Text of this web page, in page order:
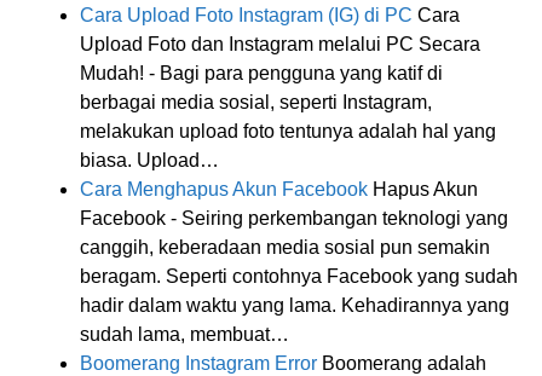
Cara Upload Foto Instagram (IG) di PC Cara
Upload Foto dan Instagram melalui PC Secara
Mudah! - Bagi para pengguna yang katif di
berbagai media sosial, seperti Instagram,
melakukan upload foto tentunya adalah hal yang
biasa. Upload…
Cara Menghapus Akun Facebook Hapus Akun
Facebook - Seiring perkembangan teknologi yang
canggih, keberadaan media sosial pun semakin
beragam. Seperti contohnya Facebook yang sudah
hadir dalam waktu yang lama. Kehadirannya yang
sudah lama, membuat…
Boomerang Instagram Error Boomerang adalah